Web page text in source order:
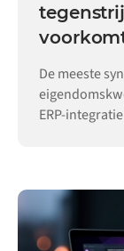
De meeste
ERP-